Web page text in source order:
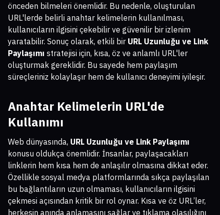
önceden bilmeleri önemlidir. Bu nedenle, oluşturulan
URL'lerde belirli anahtar kelimelerin kullanılması,
kullanıcıların ilgisini çekebilir ve güvenilir bir izlenim
yaratabilir. Sonuç olarak, etkili bir URL Uzunluğu ve Link
Paylaşımı stratejisi için, kısa, öz ve anlamlı URL'ler
oluşturmak gereklidir. Bu sayede hem paylaşım
süreçleriniz kolaylaşır hem de kullanıcı deneyimi iyileşir.
Anahtar Kelimelerin URL'de
Kullanımı
Web dünyasında, URL Uzunluğu ve Link Paylaşımı
konusu oldukça önemlidir. İnsanlar, paylaşacakları
linklerin hem kısa hem de anlaşılır olmasına dikkat eder.
Özellikle sosyal medya platformlarında sıkça paylaşılan
bu bağlantıların uzun olmaması, kullanıcıların ilgisini
çekmesi açısından kritik bir rol oynar. Kısa ve öz URL’ler,
herkesin anında anlamasını sağlar ve tıklama olasılığını